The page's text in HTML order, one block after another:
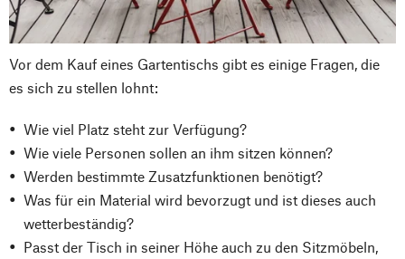
Vor dem Kauf eines Gartentischs gibt es einige Fragen, die
es sich zu stellen lohnt:
Wie viel Platz steht zur Verfügung?
Wie viele Personen sollen an ihm sitzen können?
Werden bestimmte Zusatzfunktionen benötigt?
Was für ein Material wird bevorzugt und ist dieses auch
wetterbeständig?
Passt der Tisch in seiner Höhe auch zu den Sitzmöbeln,